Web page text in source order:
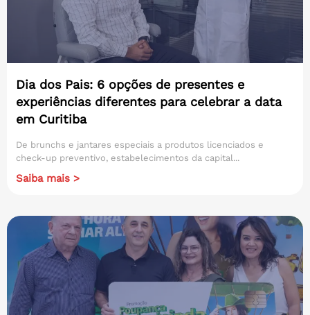
Dia dos Pais: 6 opções de presentes e
experiências diferentes para celebrar a data
em Curitiba
De brunchs e jantares especiais a produtos licenciados e
check-up preventivo, estabelecimentos da capital...
Saiba mais >